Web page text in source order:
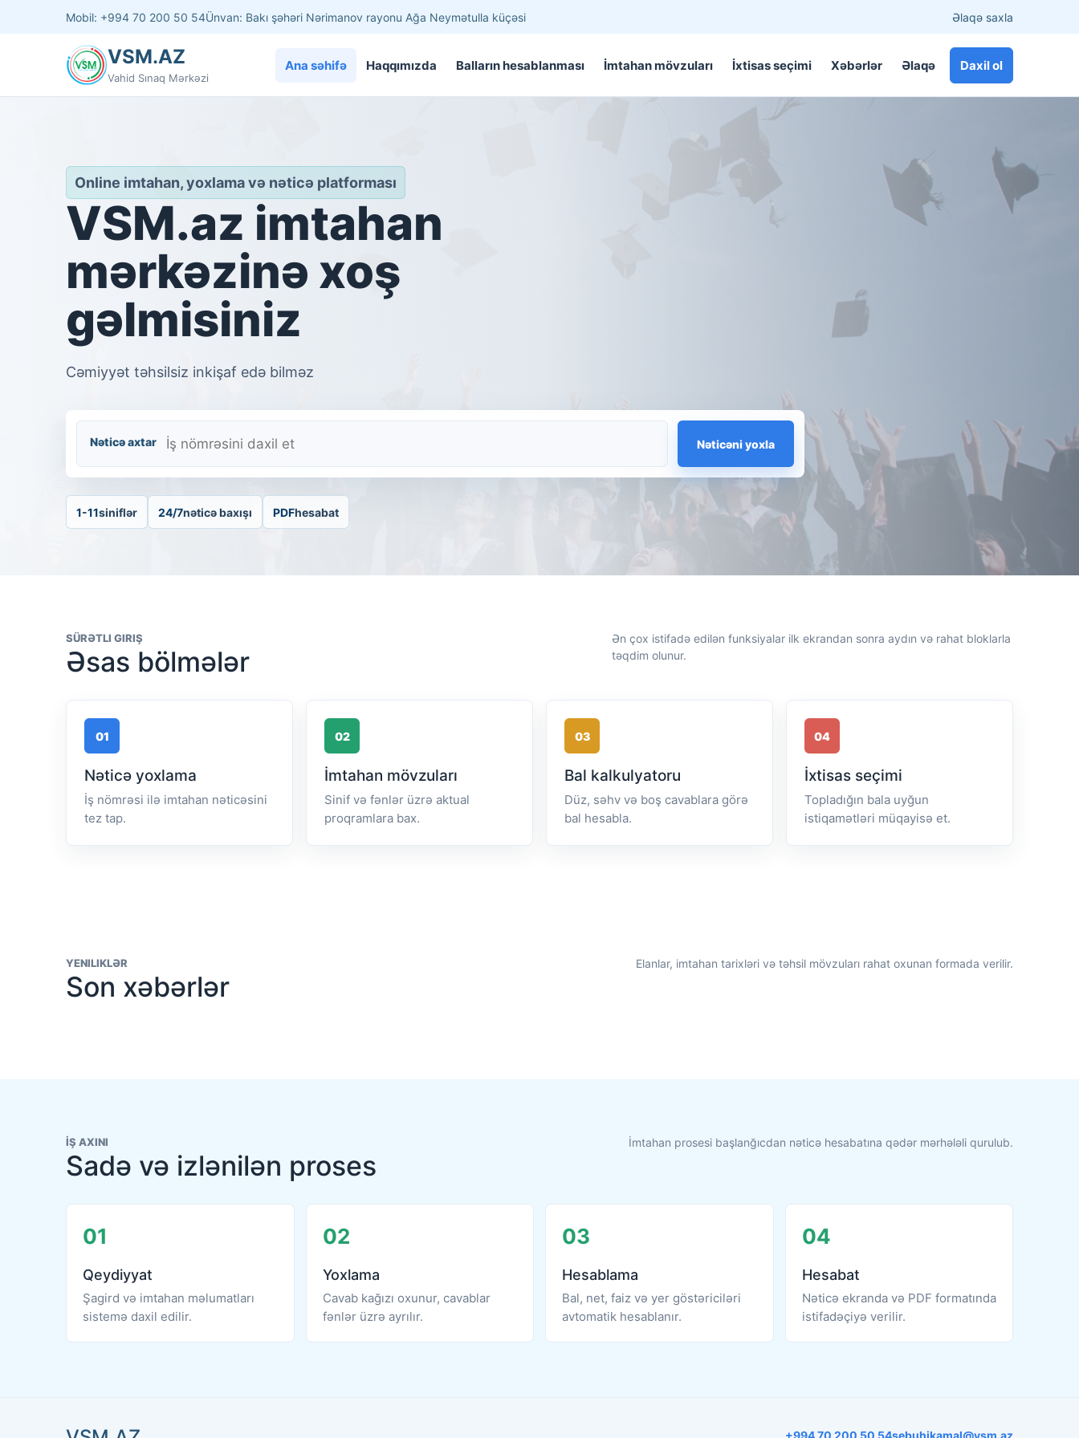
Mobil: +994 70 200 50 54Ünvan: Bakı şəhəri Nərimanov rayonu Ağa Neymətulla küçəsi Əlaqə saxla
VSM.AZ
Vahid Sınaq Mərkəzi
Ana səhifə Haqqımızda Balların hesablanması İmtahan mövzuları İxtisas seçimi Xəbərlər Əlaqə Daxil ol
Online imtahan, yoxlama və nəticə platforması
VSM.az imtahan
mərkəzinə xoş
gəlmisiniz
Cəmiyyət təhsilsiz inkişaf edə bilməz
Nəticə axtar Nəticəni yoxla
1-11siniflər 24/7nəticə baxışı PDFhesabat
SÜRƏTLI GIRIŞ
Əsas bölmələr
Ən çox istifadə edilən funksiyalar ilk ekrandan sonra aydın və rahat bloklarla
təqdim olunur.
01
Nəticə yoxlama
İş nömrəsi ilə imtahan nəticəsini
tez tap.
02
İmtahan mövzuları
Sinif və fənlər üzrə aktual
proqramlara bax.
03
Bal kalkulyatoru
Düz, səhv və boş cavablara görə
bal hesabla.
04
İxtisas seçimi
Topladığın bala uyğun
istiqamətləri müqayisə et.
YENILIKLƏR
Son xəbərlər
Elanlar, imtahan tarixləri və təhsil mövzuları rahat oxunan formada verilir.
İŞ AXINI
Sadə və izlənilən proses
İmtahan prosesi başlanğıcdan nəticə hesabatına qədər mərhələli qurulub.
01
Qeydiyyat
Şagird və imtahan məlumatları
sistemə daxil edilir.
02
Yoxlama
Cavab kağızı oxunur, cavablar
fənlər üzrə ayrılır.
03
Hesablama
Bal, net, faiz və yer göstəriciləri
avtomatik hesablanır.
04
Hesabat
Nəticə ekranda və PDF formatında
istifadəçiyə verilir.
+994 70 200 50 54sebuhikamal@vsm.az